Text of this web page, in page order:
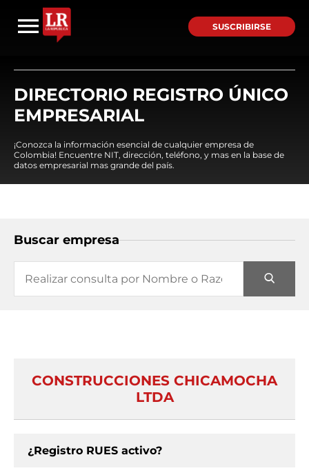
SUSCRIBIRSE
DIRECTORIO REGISTRO ÚNICO
EMPRESARIAL
¡Conozca la información esencial de cualquier empresa de
Colombia! Encuentre NIT, dirección, teléfono, y mas en la base de
datos empresarial mas grande del país.
Buscar empresa
CONSTRUCCIONES CHICAMOCHA
LTDA
¿Registro RUES activo?